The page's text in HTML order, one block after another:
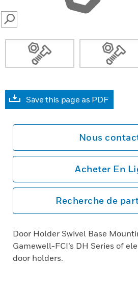
SEARCH
Save this page as PDF
Nous
Acheter En
Recherche de
Door Holder Swivel Base
Gamewell-FCI’s DH Series of
door holders.